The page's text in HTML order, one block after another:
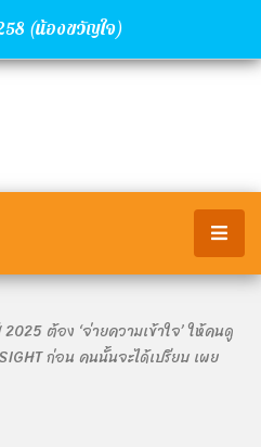
(น้องขวัญใจ)
ต้อง ‘จ่ายความเข้าใจ’ ให้คนดู
ก่อน คนนั้นจะได้เปรียบ เผย